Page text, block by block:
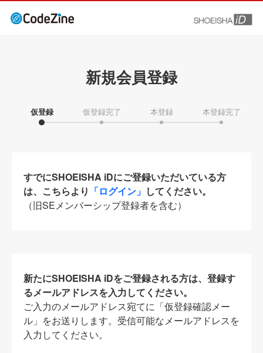
新規会員登録
仮登録 仮登録完了 本登録 本登録完了
すでにSHOEISHA iDにご登録いただいている方
は、こちらより 「ログイン」 してください。
（旧SEメンバーシップ登録者を含む）
新たにSHOEISHA iDをご登録される方は、登録す
るメールアドレスを入力してください。
ご入力のメールアドレス宛てに「仮登録確認メー
ル」をお送りします。受信可能なメールアドレスを
入力してください。